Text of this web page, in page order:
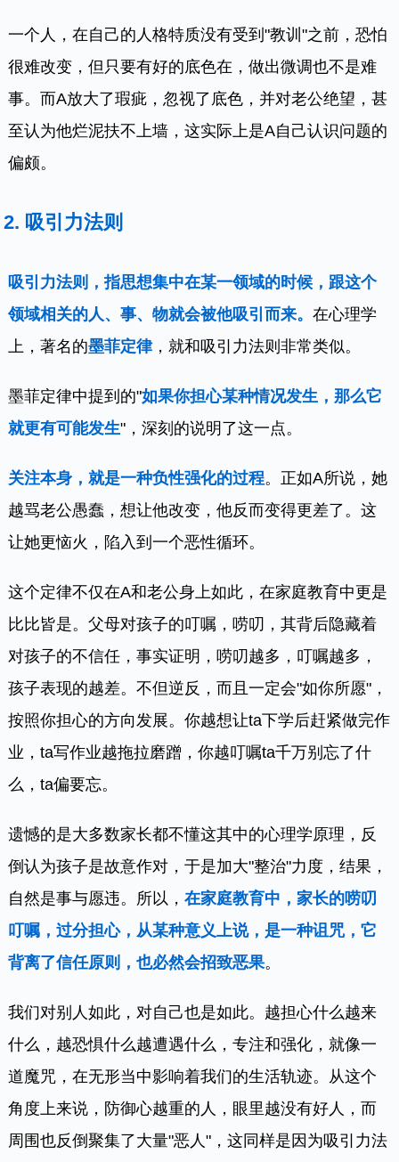
一个人，在自己的人格特质没有受到"教训"之前，恐怕
很难改变，但只要有好的底色在，做出微调也不是难
事。而A放大了瑕疵，忽视了底色，并对老公绝望，甚
至认为他烂泥扶不上墙，这实际上是A自己认识问题的
偏颇。
2. 吸引力法则
吸引力法则，指思想集中在某一领域的时候，跟这个
领域相关的人、事、物就会被他吸引而来。在心理学
上，著名的墨菲定律，就和吸引力法则非常类似。
墨菲定律中提到的"如果你担心某种情况发生，那么它
就更有可能发生"，深刻的说明了这一点。
关注本身，就是一种负性强化的过程。正如A所说，她
越骂老公愚蠢，想让他改变，他反而变得更差了。这
让她更恼火，陷入到一个恶性循环。
这个定律不仅在A和老公身上如此，在家庭教育中更是
比比皆是。父母对孩子的叮嘱，唠叨，其背后隐藏着
对孩子的不信任，事实证明，唠叨越多，叮嘱越多，
孩子表现的越差。不但逆反，而且一定会"如你所愿"，
按照你担心的方向发展。你越想让ta下学后赶紧做完作
业，ta写作业越拖拉磨蹭，你越叮嘱ta千万别忘了什
么，ta偏要忘。
遗憾的是大多数家长都不懂这其中的心理学原理，反
倒认为孩子是故意作对，于是加大"整治"力度，结果，
自然是事与愿违。所以，在家庭教育中，家长的唠叨
叮嘱，过分担心，从某种意义上说，是一种诅咒，它
背离了信任原则，也必然会招致恶果。
我们对别人如此，对自己也是如此。越担心什么越来
什么，越恐惧什么越遭遇什么，专注和强化，就像一
道魔咒，在无形当中影响着我们的生活轨迹。从这个
角度上来说，防御心越重的人，眼里越没有好人，而
周围也反倒聚集了大量"恶人"，这同样是因为吸引力法